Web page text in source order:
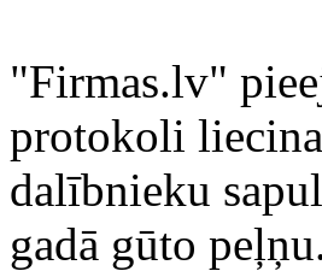
"Firmas.lv"
protokoli
dalībnieku
gadā gūto